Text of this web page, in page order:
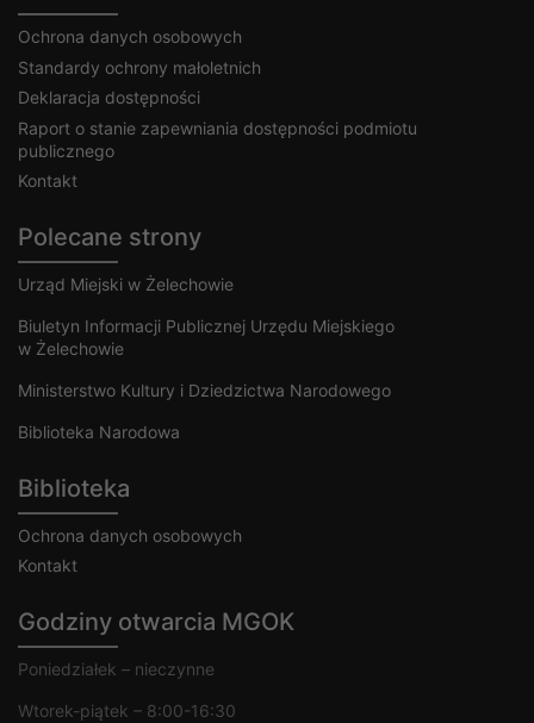
Ochrona danych osobowych
Standardy ochrony małoletnich
Deklaracja dostępności
Raport o stanie zapewniania dostępności podmiotu
publicznego
Kontakt
Polecane strony
Urząd Miejski w Żelechowie
Biuletyn Informacji Publicznej Urzędu Miejskiego
w Żelechowie
Ministerstwo Kultury i Dziedzictwa Narodowego
Biblioteka Narodowa
Biblioteka
Ochrona danych osobowych
Kontakt
Godziny otwarcia MGOK
Poniedziałek – nieczynne
Wtorek-piątek – 8:00-16:30